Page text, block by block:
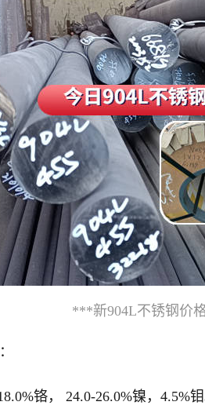
***新904L不锈钢价
铬， 24.0-26.0%镍，